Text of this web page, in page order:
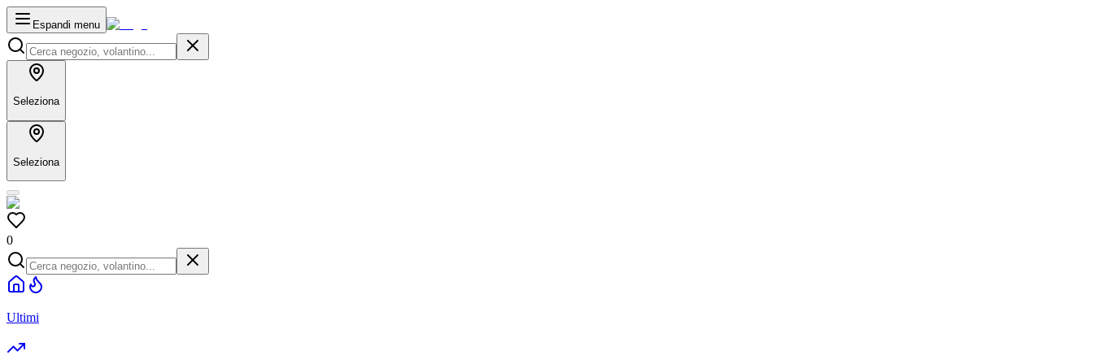
Espandi menu
Seleziona
Seleziona
0
Ultimi